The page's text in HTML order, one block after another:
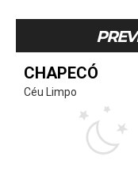
CHAPECÓ
Céu Limpo